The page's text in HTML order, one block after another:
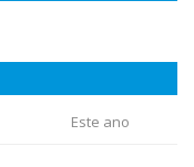
Este ano